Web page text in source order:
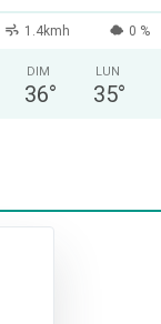
1.4kmh 0 %
DIM
36°
LUN
35°